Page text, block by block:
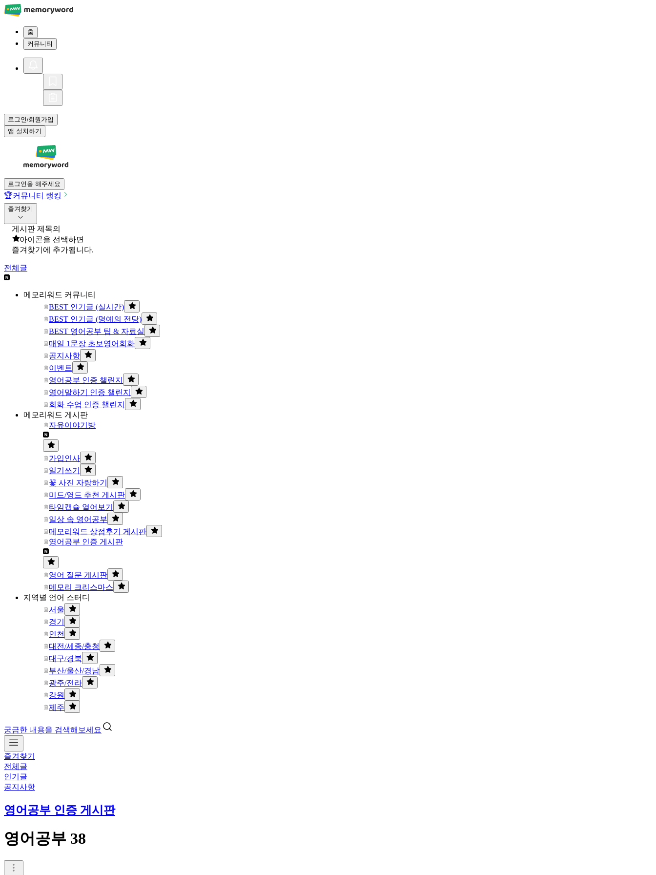
홈
커뮤니티
로그인/회원가입
앱 설치하기
로그인을 해주세요
🏆커뮤니티 랭킹
즐겨찾기
게시판 제목의
아이콘을 선택하면
즐겨찾기에 추가됩니다.
전체글
메모리워드 커뮤니티
BEST 인기글 (실시간)
BEST 인기글 (명예의 전당)
BEST 영어공부 팁 & 자료실
매일 1문장 초보영어회화
공지사항
이벤트
영어공부 인증 챌린지
영어말하기 인증 챌린지
회화 수업 인증 챌린지
메모리워드 게시판
자유이야기방
가입인사
일기쓰기
꽃 사진 자랑하기
미드/영드 추천 게시판
타임캡슐 열어보기
일상 속 영어공부
메모리워드 상점후기 게시판
영어공부 인증 게시판
영어 질문 게시판
메모리 크리스마스
지역별 언어 스터디
서울
경기
인천
대전/세종/충청
대구/경북
부산/울산/경남
광주/전라
강원
제주
궁금한 내용을 검색해보세요
즐겨찾기
전체글
인기글
공지사항
영어공부 인증 게시판
영어공부 38